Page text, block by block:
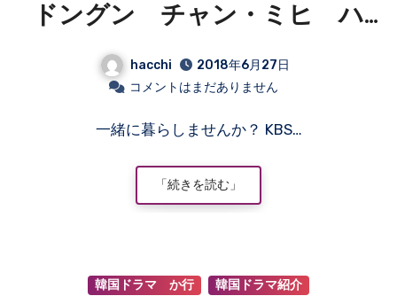
ドングン チャン・ミヒ ハ
ン・ジヘ イ・サンウ パク・
ソニョン ヨ・フェヒョン ク
hacchi
2018年6月27日
コメントはまだありません
一緒に暮らしませんか？ KBS…
「続きを読む」
韓国ドラマ か行 韓国ドラマ紹介